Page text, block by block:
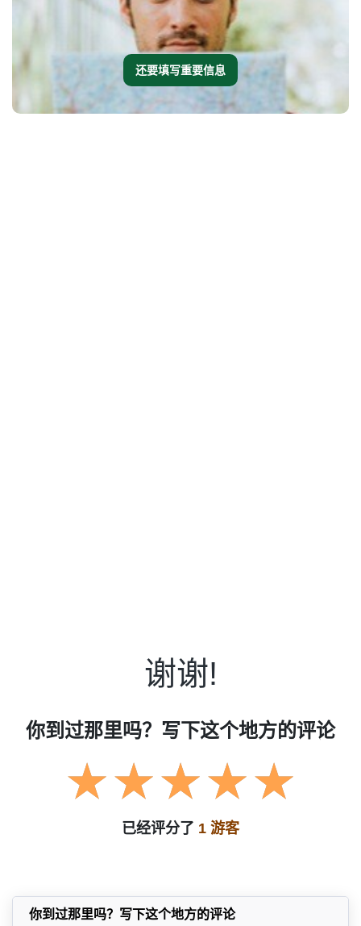
还要填写重要信息
谢谢!
你到过那里吗？写下这个地方的评论
已经评分了 1 游客
你到过那里吗？写下这个地方的评论